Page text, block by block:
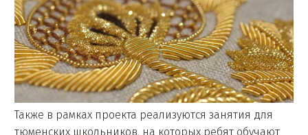
Также в рамках проекта реализуются занятия для
тюменских школьников, на которых ребят обучают